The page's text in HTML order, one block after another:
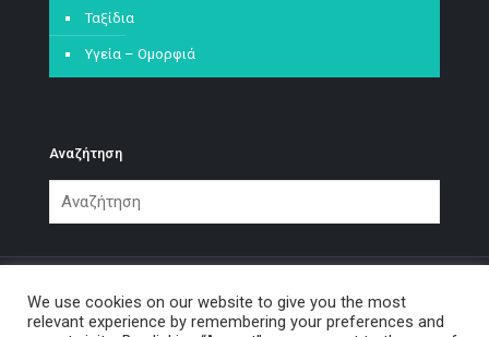
Ταξίδια
Υγεία – Ομορφιά
Αναζήτηση
We use cookies on our website to give you the most
relevant experience by remembering your preferences and